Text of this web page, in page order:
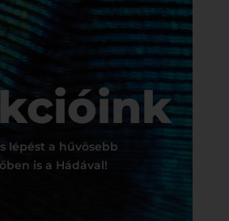
lépést a hűvösebb
is a Hádával!